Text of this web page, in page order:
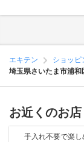
エキテン ショッピ
埼玉県さいたま市浦
お近くのお店
手入れ不要で楽